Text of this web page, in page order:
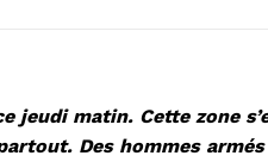
jeudi matin. Cette zone
Des hommes